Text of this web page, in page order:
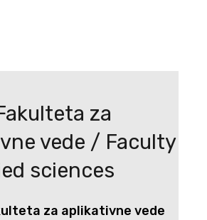
za
vede / Faculty
sciences
za aplikativne vede